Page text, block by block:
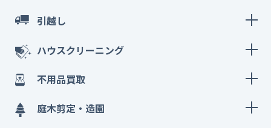
引越し
ハウスクリーニング
不用品買取
庭木剪定・造園